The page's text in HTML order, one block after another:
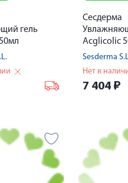
гель
Сесдерма
Acglicolic
Sesderma
Нет в
7 404 ₽